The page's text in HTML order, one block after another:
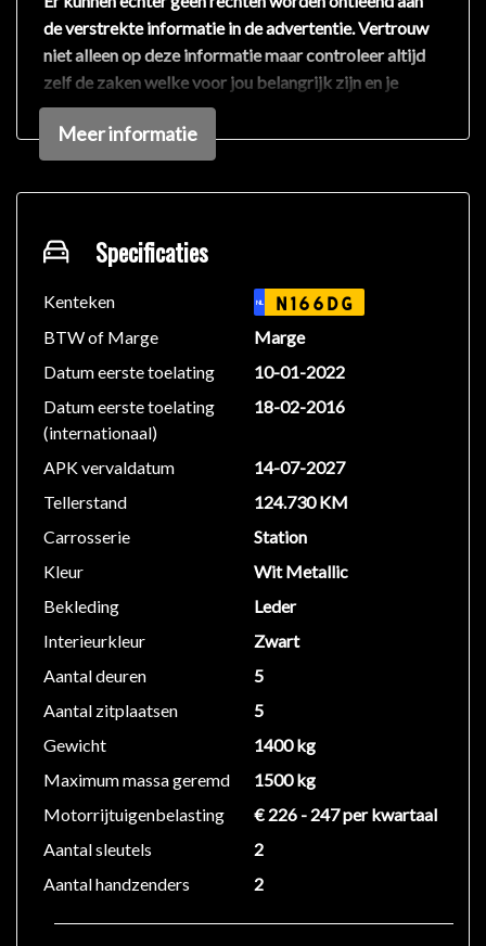
de verstrekte informatie in de advertentie. Vertrouw
niet alleen op deze informatie maar controleer altijd
zelf de zaken welke voor jou belangrijk zijn en je
beslissing zouden kunnen beïnvloeden. Neem contact
op met de verkoper voor aanvullende vragen.
Meer informatie
Specificaties
Kenteken NL N166DG
BTW of Marge
Marge
Datum eerste toelating
10-01-2022
Datum eerste toelating
(internationaal)
18-02-2016
APK vervaldatum
14-07-2027
Tellerstand
124.730 KM
Carrosserie
Station
Kleur
Wit Metallic
Bekleding
Leder
Interieurkleur
Zwart
Aantal deuren
5
Aantal zitplaatsen
5
Gewicht
1400 kg
Maximum massa geremd
1500 kg
Motorrijtuigenbelasting
€ 226 - 247 per kwartaal
Aantal sleutels
2
Aantal handzenders
2